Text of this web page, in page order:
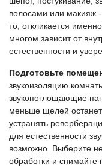
волосами или макияж
то, откликается
многом зависит от
естественности и
Подготовьте
звукоизоляцию
звукопоглощающие
меньше щелей
устранять
для естественности
возможно. Выберите
обработки и